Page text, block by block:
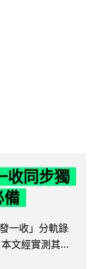
收同步獨
備
一收」分軌錄
文經實測其...